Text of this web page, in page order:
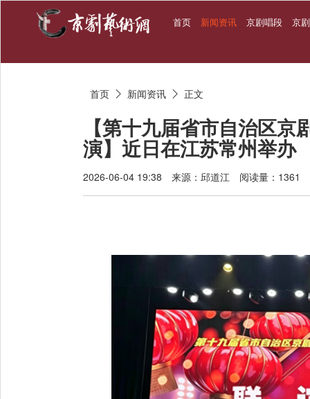
首页 新闻资讯 京剧唱段 京
首页  新闻资讯  正文
【第十九届省市自治区
演】近日在江苏常州举办
2026-06-04 19:38 来源：邱道江 阅读量：1361